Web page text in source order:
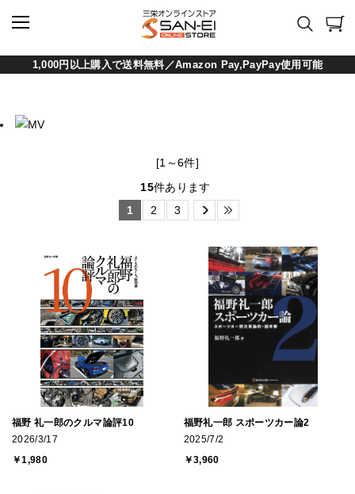
1,000円以上購入で送料無料／Amazon Pay,PayPay使用可能
[1～6件]
15件あります
1
2 3
福野 礼一郎のクルマ論評10
2026/3/17
￥1,980
福野礼一郎 スポーツカー論2
2025/7/2
￥3,960